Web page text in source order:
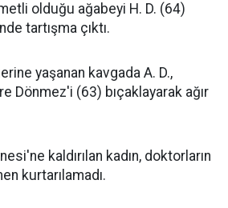
olduğu ağabeyi H. D. (64)
tartışma çıktı.
yaşanan kavgada A. D.,
Dönmez'i (63) bıçaklayarak ağır
kaldırılan kadın, doktorların
kurtarılamadı.